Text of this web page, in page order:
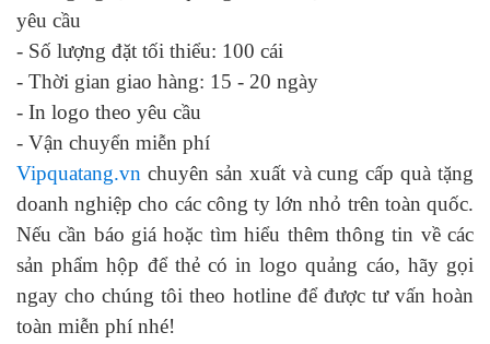
yêu cầu
- Số lượng đặt tối thiểu: 100 cái
- Thời gian giao hàng: 1 5 - 20 ngày
- In logo theo yêu cầu
- Vận chuyển miễn phí
Vipquatang.vn chuyên sản xuất và cung cấp quà tặng
doanh nghiệp cho các công ty lớn nhỏ trên toàn quốc.
Nếu cần báo giá hoặc tìm hiểu thêm thông tin về các
sản phẩm hộp để thẻ có in logo quảng cáo, hãy gọi
ngay cho chúng tôi theo hotline để được tư vấn hoàn
toàn miễn phí nhé!